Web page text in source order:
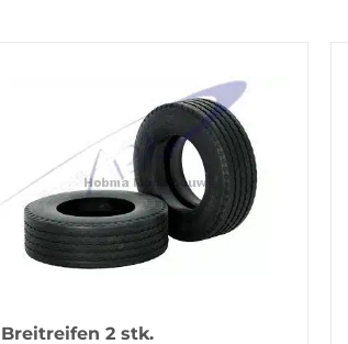
Breitreifen 2 stk.